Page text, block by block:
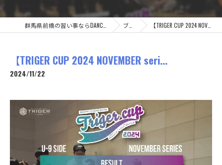
ブログ 【TRIGER CUP 2024 NOVEMBER seri...
【TRIGER CUP 2024 NOVEMBER seri...
2024/11/22